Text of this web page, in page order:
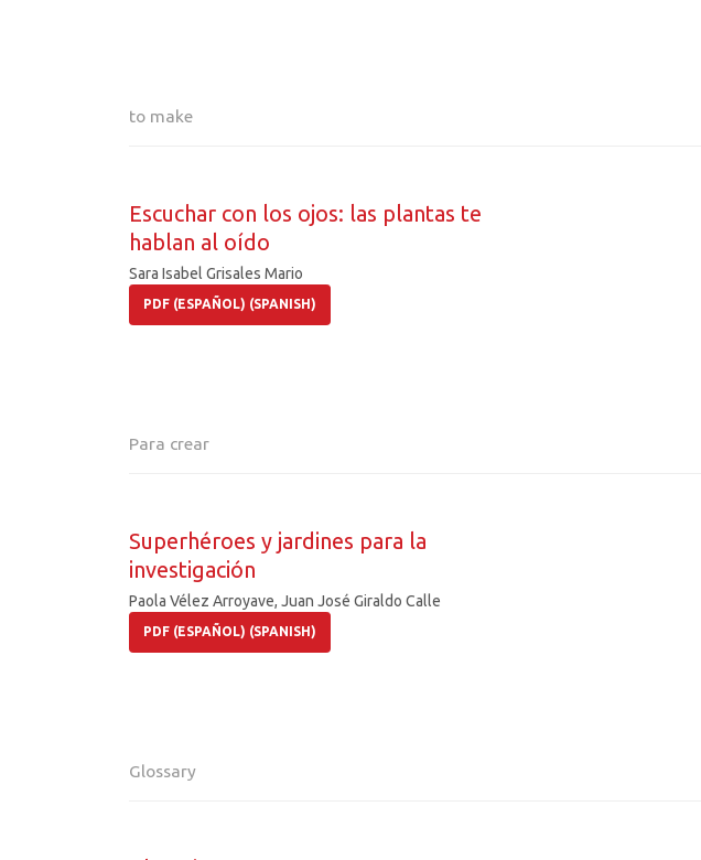
to make
Escuchar con los ojos: las plantas te
hablan al oído
Sara Isabel Grisales Mario
PDF (ESPAÑOL) (SPANISH)
Para crear
Superhéroes y jardines para la
investigación
Paola Vélez Arroyave, Juan José Giraldo Calle
PDF (ESPAÑOL) (SPANISH)
Glossary